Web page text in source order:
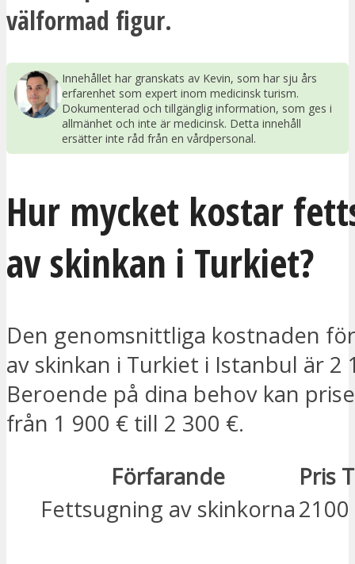
välformad figur.
Innehållet har granskats av Kevin, som har sju års
erfarenhet som expert inom medicinsk turism.
Dokumenterad och tillgänglig information, som ges i
allmänhet och inte är medicinsk. Detta innehåll
ersätter inte råd från en vårdpersonal.
Hur mycket kostar
av skinkan i Turkiet?
Den genomsnittliga kostnaden
av skinkan i Turkiet i Istanbul är 2
Beroende på dina behov kan
från 1 900 € till 2 300 €.
Förfarande
Pris
Fettsugning av skinkorna2100